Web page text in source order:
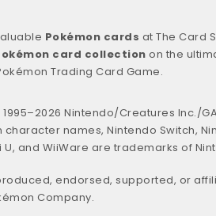
Pokémon cards at The Card
card collection on the
Trading Card Game.
Nintendo/Creatures Inc./
names, Nintendo Switch,
U, and WiiWare are trademarks of
endorsed, supported, or
Company.